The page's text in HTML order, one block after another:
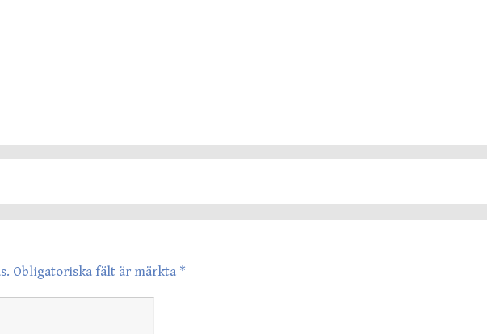
Obligatoriska fält är märkta *